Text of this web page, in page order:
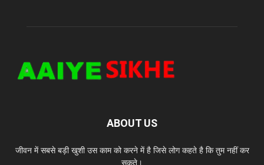
ABOUT US
जीवन में सबसे बड़ी खुशी उस काम को करने में है जिसे लोग कहते है कि तुम नहीं कर
सकते।